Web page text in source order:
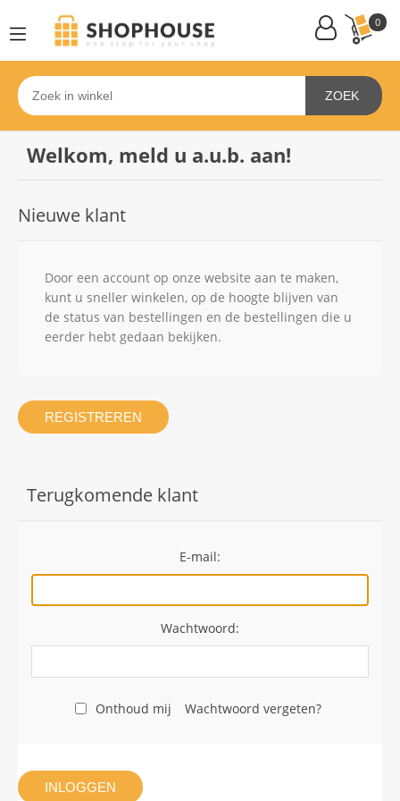
0
ZOEK
Welkom, meld u a.u.b. aan!
Nieuwe klant
Door een account op onze website aan te maken,
kunt u sneller winkelen, op de hoogte blijven van
de status van bestellingen en de bestellingen die u
eerder hebt gedaan bekijken.
REGISTREREN
Terugkomende klant
E-mail:
Wachtwoord:
Onthoud mij Wachtwoord vergeten?
INLOGGEN